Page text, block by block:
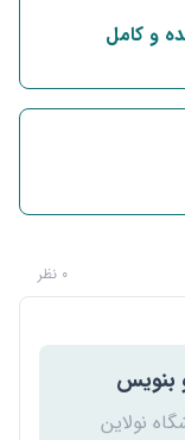
و کامل
0 نظر
بنویس
نولاین